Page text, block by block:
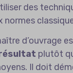
des
normes
d’ouvrage
plutôt
Il doit